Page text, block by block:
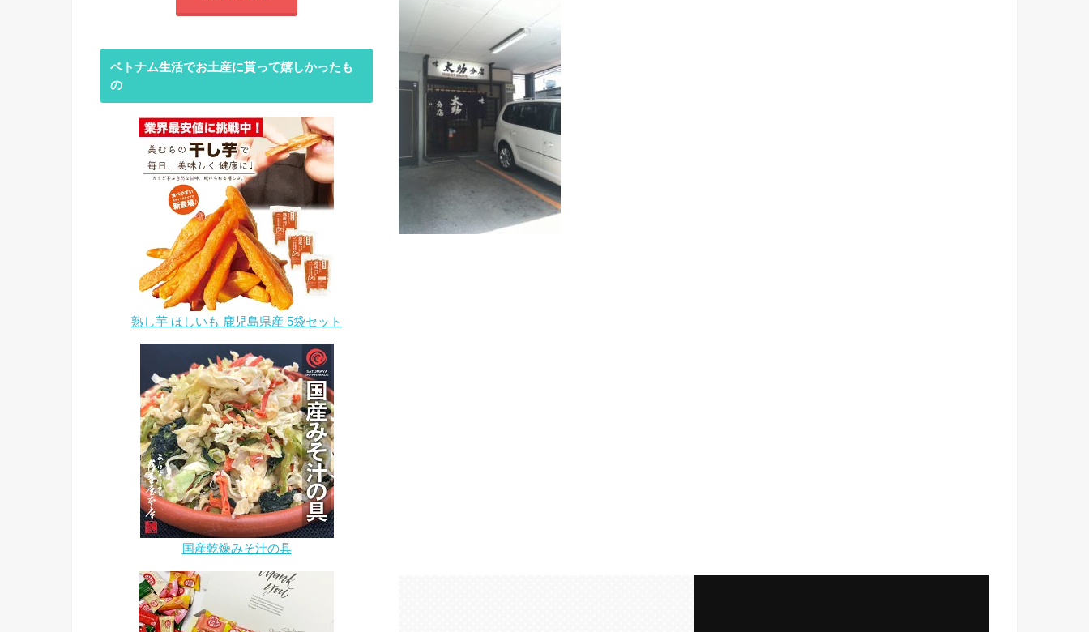
ベトナム生活でお土産に貰って嬉しかったも
の
熟し芋 ほしいも 鹿児島県産 5袋セット
国産乾燥みそ汁の具